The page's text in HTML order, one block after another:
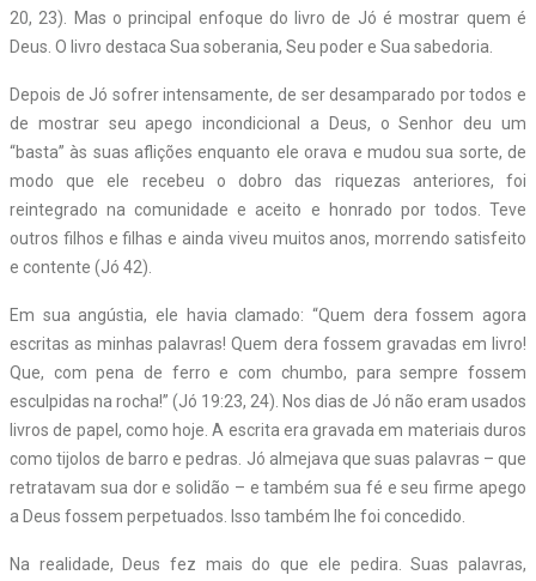
20, 23). Mas o principal enfoque do livro de Jó é mostrar quem é
Deus. O livro destaca Sua soberania, Seu poder e Sua sabedoria.
Depois de Jó sofrer intensamente, de ser desamparado por todos e
de mostrar seu apego incondicional a Deus, o Senhor deu um
“basta” às suas aflições enquanto ele orava e mudou sua sorte, de
modo que ele recebeu o dobro das riquezas anteriores, foi
reintegrado na comunidade e aceito e honrado por todos. Teve
outros filhos e filhas e ainda viveu muitos anos, morrendo satisfeito
e contente (Jó 42).
Em sua angústia, ele havia clamado: “Quem dera fossem agora
escritas as minhas palavras! Quem dera fossem gravadas em livro!
Que, com pena de ferro e com chumbo, para sempre fossem
esculpidas na rocha!” (Jó 19:23, 24). Nos dias de Jó não eram usados
livros de papel, como hoje. A escrita era gravada em materiais duros
como tijolos de barro e pedras. Jó almejava que suas palavras – que
retratavam sua dor e solidão – e também sua fé e seu firme apego
a Deus fossem perpetuados. Isso também lhe foi concedido.
Na realidade, Deus fez mais do que ele pedira. Suas palavras,